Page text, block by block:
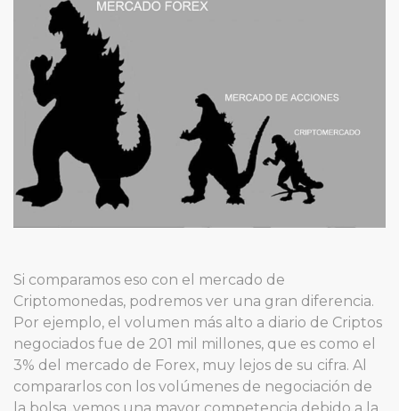
Si comparamos eso con el mercado de
Criptomonedas, podremos ver una gran diferencia.
Por ejemplo, el volumen más alto a diario de Criptos
negociados fue de 201 mil millones, que es como el
3% del mercado de Forex, muy lejos de su cifra. Al
compararlos con los volúmenes de negociación de
la bolsa, vemos una mayor competencia debido a la